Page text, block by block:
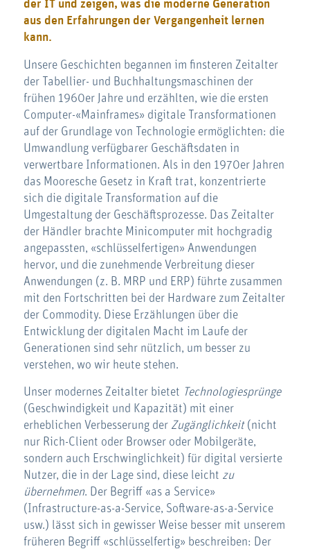
der IT und zeigen, was die moderne Generation
aus den Erfahrungen der Vergangenheit lernen
kann.
Unsere Geschichten begannen im finsteren Zeitalter
der Tabellier- und Buchhaltungsmaschinen der
frühen 1960er Jahre und erzählten, wie die ersten
Computer-«Mainframes» digitale Transformationen
auf der Grundlage von Technologie ermöglichten: die
Umwandlung verfügbarer Geschäftsdaten in
verwertbare Informationen. Als in den 1970er Jahren
das Mooresche Gesetz in Kraft trat, konzentrierte
sich die digitale Transformation auf die
Umgestaltung der Geschäftsprozesse. Das Zeitalter
der Händler brachte Minicomputer mit hochgradig
angepassten, «schlüsselfertigen» Anwendungen
hervor, und die zunehmende Verbreitung dieser
Anwendungen (z. B. MRP und ERP) führte zusammen
mit den Fortschritten bei der Hardware zum Zeitalter
der Commodity. Diese Erzählungen über die
Entwicklung der digitalen Macht im Laufe der
Generationen sind sehr nützlich, um besser zu
verstehen, wo wir heute stehen.
Unser modernes Zeitalter bietet Technologiesprünge
(Geschwindigkeit und Kapazität) mit einer
erheblichen Verbesserung der Zugänglichkeit(nicht
nur Rich-Client oder Browser oder Mobilgeräte,
sondern auch Erschwinglichkeit) für digital versierte
Nutzer, die in der Lage sind, diese leicht zu
übernehmen. Der Begriff «as a Service»
(Infrastructure-as-a-Service, Software-as-a-Service
usw.) lässt sich in gewisser Weise besser mit unserem
früheren Begriff «schlüsselfertig» beschreiben: Der